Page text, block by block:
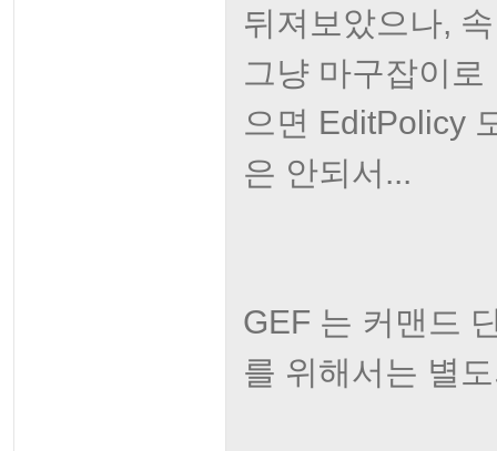
뒤져보았으나,
그냥 마구잡이
으면 EditPolicy
은 안되서...
GEF 는 커맨드
를 위해서는 별